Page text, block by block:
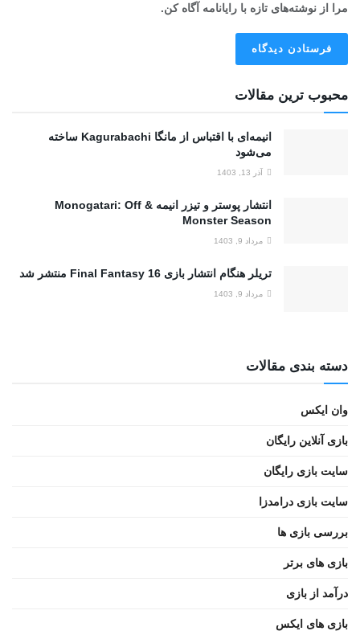
مرا از نوشته‌های تازه با رایانامه آگاه کن.
محبوب ترین مقالات
انیمه‌ای با اقتباس از مانگا Kagurabachi ساخته
می‌شود
آذر 13, 1403
انتشار پوستر و تیزر انیمه Monogatari: Off &
Monster Season
مرداد 9, 1403
تریلر هنگام انتشار بازی Final Fantasy 16 منتشر شد
مرداد 9, 1403
دسته بندی مقالات
وان ایکس
بازی آنلاین رایگان
سایت بازی رایگان
سایت بازی درامدزا
بررسی بازی ها
بازی های برتر
درآمد از بازی
بازی های ایکس